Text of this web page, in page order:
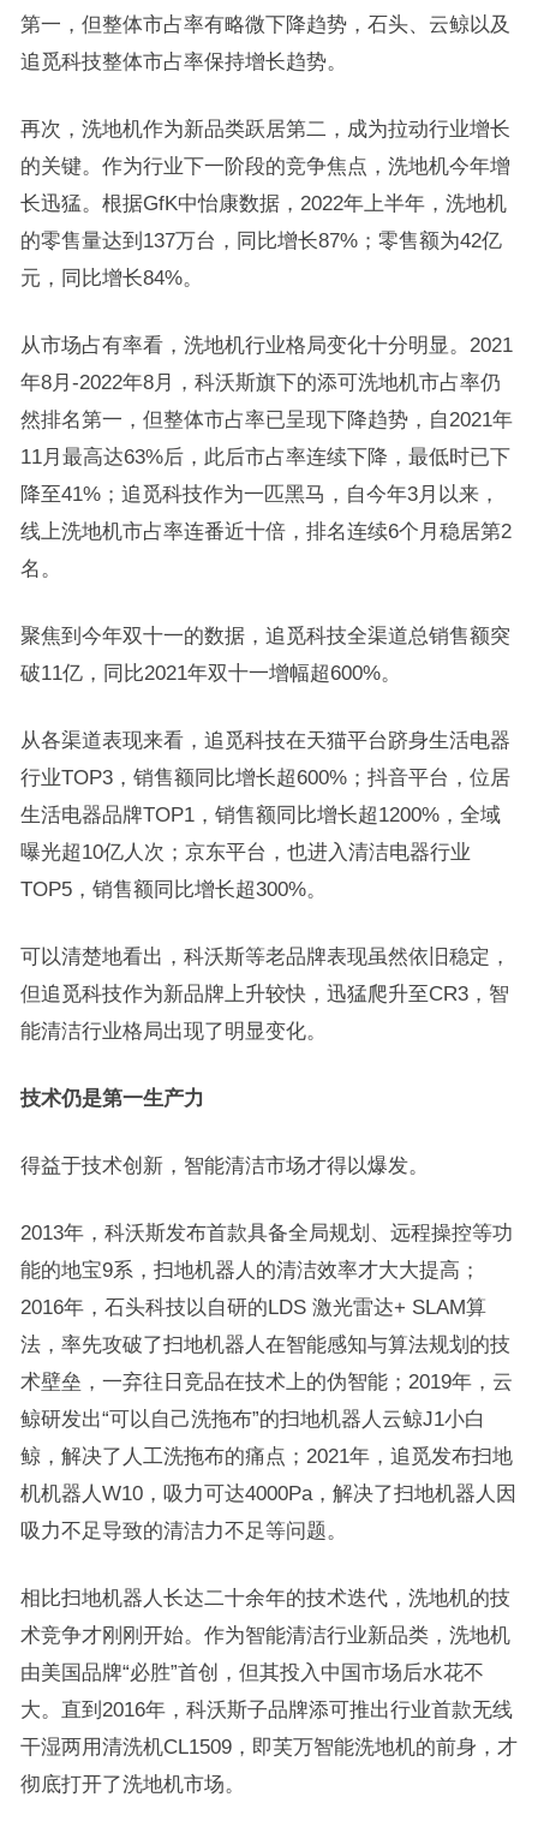
第一，但整体市占率有略微下降趋势，石头、云鲸以及
追觅科技整体市占率保持增长趋势。
再次，洗地机作为新品类跃居第二，成为拉动行业增长
的关键。作为行业下一阶段的竞争焦点，洗地机今年增
长迅猛。根据GfK中怡康数据，2022年上半年，洗地机
的零售量达到137万台，同比增长87%；零售额为42亿
元，同比增长84%。
从市场占有率看，洗地机行业格局变化十分明显。2021
年8月-2022年8月，科沃斯旗下的添可洗地机市占率仍
然排名第一，但整体市占率已呈现下降趋势，自2021年
11月最高达63%后，此后市占率连续下降，最低时已下
降至41%；追觅科技作为一匹黑马，自今年3月以来，
线上洗地机市占率连番近十倍，排名连续6个月稳居第2
名。
聚焦到今年双十一的数据，追觅科技全渠道总销售额突
破11亿，同比2021年双十一增幅超600%。
从各渠道表现来看，追觅科技在天猫平台跻身生活电器
行业TOP3，销售额同比增长超600%；抖音平台，位居
生活电器品牌TOP1，销售额同比增长超1200%，全域
曝光超10亿人次；京东平台，也进入清洁电器行业
TOP5，销售额同比增长超300%。
可以清楚地看出，科沃斯等老品牌表现虽然依旧稳定，
但追觅科技作为新品牌上升较快，迅猛爬升至CR3，智
能清洁行业格局出现了明显变化。
技术仍是第一生产力
得益于技术创新，智能清洁市场才得以爆发。
2013年，科沃斯发布首款具备全局规划、远程操控等功
能的地宝9系，扫地机器人的清洁效率才大大提高；
2016年，石头科技以自研的LDS 激光雷达+ SLAM算
法，率先攻破了扫地机器人在智能感知与算法规划的技
术壁垒，一弃往日竞品在技术上的伪智能；2019年，云
鲸研发出“可以自己洗拖布”的扫地机器人云鲸J1小白
鲸，解决了人工洗拖布的痛点；2021年，追觅发布扫地
机机器人W10，吸力可达4000Pa，解决了扫地机器人因
吸力不足导致的清洁力不足等问题。
相比扫地机器人长达二十余年的技术迭代，洗地机的技
术竞争才刚刚开始。作为智能清洁行业新品类，洗地机
由美国品牌“必胜”首创，但其投入中国市场后水花不
大。直到2016年，科沃斯子品牌添可推出行业首款无线
干湿两用清洗机CL1509，即芙万智能洗地机的前身，才
彻底打开了洗地机市场。